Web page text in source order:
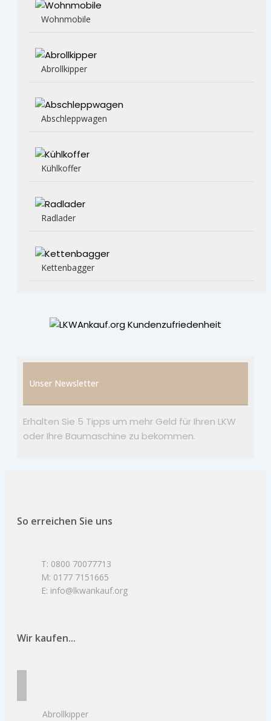
Wohnmobile
Abrollkipper
Abschleppwagen
Kühlkoffer
Radlader
Kettenbagger
Unser Newsletter
Erhalten Sie 5 Tipps um mehr Geld für Ihren LKW
oder Ihre Baumaschine zu bekommen.
So erreichen Sie uns
T: 0800 70077713
M: 0177 7151665
E: info@lkwankauf.org
Wir kaufen...
Abrollkipper